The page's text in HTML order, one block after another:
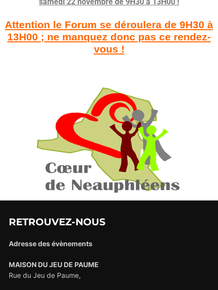
Attention le Forum se déroulera de 9H30 à
13H00 ; ne manquez donc pas ce rendez-
vous !
RETROUVEZ-NOUS
Adresse des évènements
MAISON DU JEU DE PAUME
Rue du Jeu de Paume,